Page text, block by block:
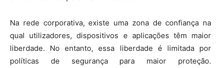
Na rede corporativa, existe uma zona de confiança na
qual utilizadores, dispositivos e aplicações têm maior
liberdade. No entanto, essa liberdade é limitada por
políticas de segurança para maior proteção.